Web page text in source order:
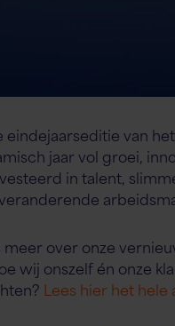
eindejaarseditie van het
jaar vol groei,
in talent,
meer over onze
wij onszelf én onze
Lees hier het hele